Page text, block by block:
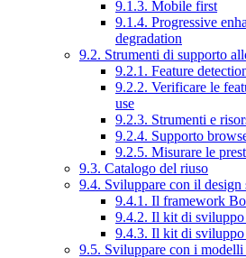
9.1.3. Mobile first
9.1.4. Progressive
degradation
9.2. Strumenti di supporto
9.2.1. Feature
9.2.2. Verificare le
use
9.2.3. Strumenti e
9.2.4. Supporto
9.2.5. Misurare le
9.3. Catalogo del riuso
9.4. Sviluppare con il design
9.4.1. Il framework
9.4.2. Il kit di sviluppo
9.4.3. Il kit di
9.5. Sviluppare con i